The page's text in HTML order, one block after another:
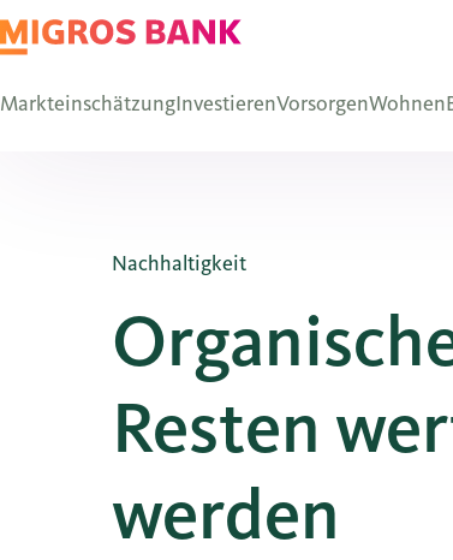
MarkteinschätzungInvestierenVorsorgenWohnen
Nachhaltigkeit
Resten
werden